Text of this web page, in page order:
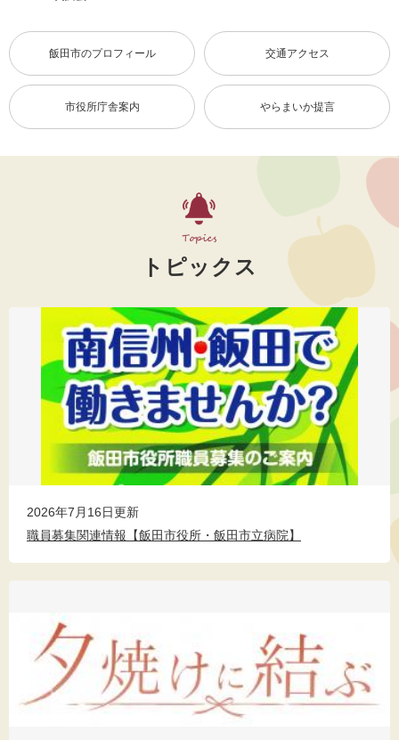
トピックス
2026年7月16日更新
職員募集関連情報【飯田市役所・飯田市立病院】
飯田市のプロフィール 交通アクセス
市役所庁舎案内 やらまいか提言